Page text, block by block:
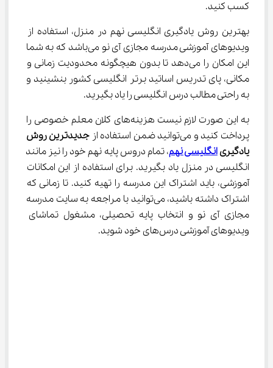
کسب کنید.
بهترین روش یادگیری انگلیسی نهم در منزل، استفاده از
ویدیوهای آموزشی مدرسه مجازی آی نو می‌باشد که به شما
این امکان را می‌دهد تا بدون هیچگونه محدودیت زمانی و
مکانی، پای تدریس اساتید برتر انگلیسی کشور بنشینید و
به راحتی مطالب درس انگلیسی را یاد بگیرید.
به این صورت لازم نیست هزینه‌های کلان معلم خصوصی را
پرداخت کنید و می‌توانید ضمن استفاده از
جدیدترین روش
یادگیری انگلیسی نهم، تمام دروس پایه نهم خود را نیز مانند
انگلیسی در منزل یاد بگیرید. برای استفاده از این امکانات
آموزشی، باید اشتراک این مدرسه را تهیه کنید. تا زمانی که
اشتراک داشته باشید، می‌توانید با مراجعه به سایت مدرسه
مجازی آی نو و انتخاب پایه تحصیلی، مشغول تماشای
ویدیوهای آموزشی درس‌های خود شوید.